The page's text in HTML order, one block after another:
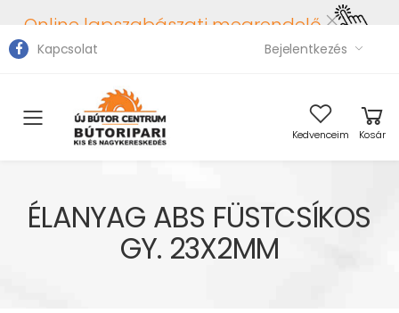
Online lapszabászati megrendelő
Kapcsolat Bejelentkezés
Toggle mobile menu Kedvenceim Kosár
ÉLANYAG ABS FÜSTCSÍKOS
GY. 23X2MM